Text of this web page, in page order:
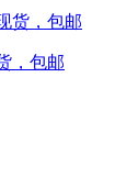
，包邮